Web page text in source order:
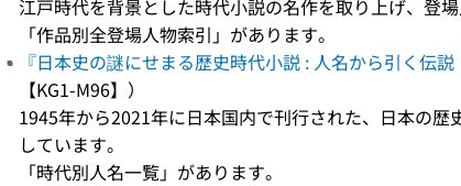
江戸時代を背景とした時代小説の名作を取り上げ、登
「作品別全登場人物索引」があります。
『日本史の謎にせまる歴史時代小説 : 人名から引く伝説
【KG1-M96】）
1945年から2021年に日本国内で刊行された、日本の
しています。
「時代別人名一覧」があります。